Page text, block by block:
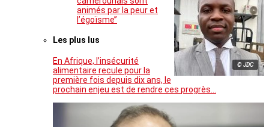
© JDC
animés par la peur et
l’égoïsme’’
Les plus lus
En Afrique, l’insécurité
alimentaire recule pour la
première fois depuis dix ans, le
prochain enjeu est de rendre ces progrès…